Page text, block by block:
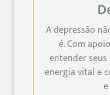
A depressão
é. Com
entender
energia vital e